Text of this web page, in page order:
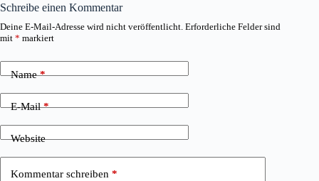
Schreibe einen Kommentar
Deine E-Mail-Adresse wird nicht veröffentlicht. Erforderliche Felder sind
mit * markiert
Name*
E-Mail*
Website
Kommentar schreiben *